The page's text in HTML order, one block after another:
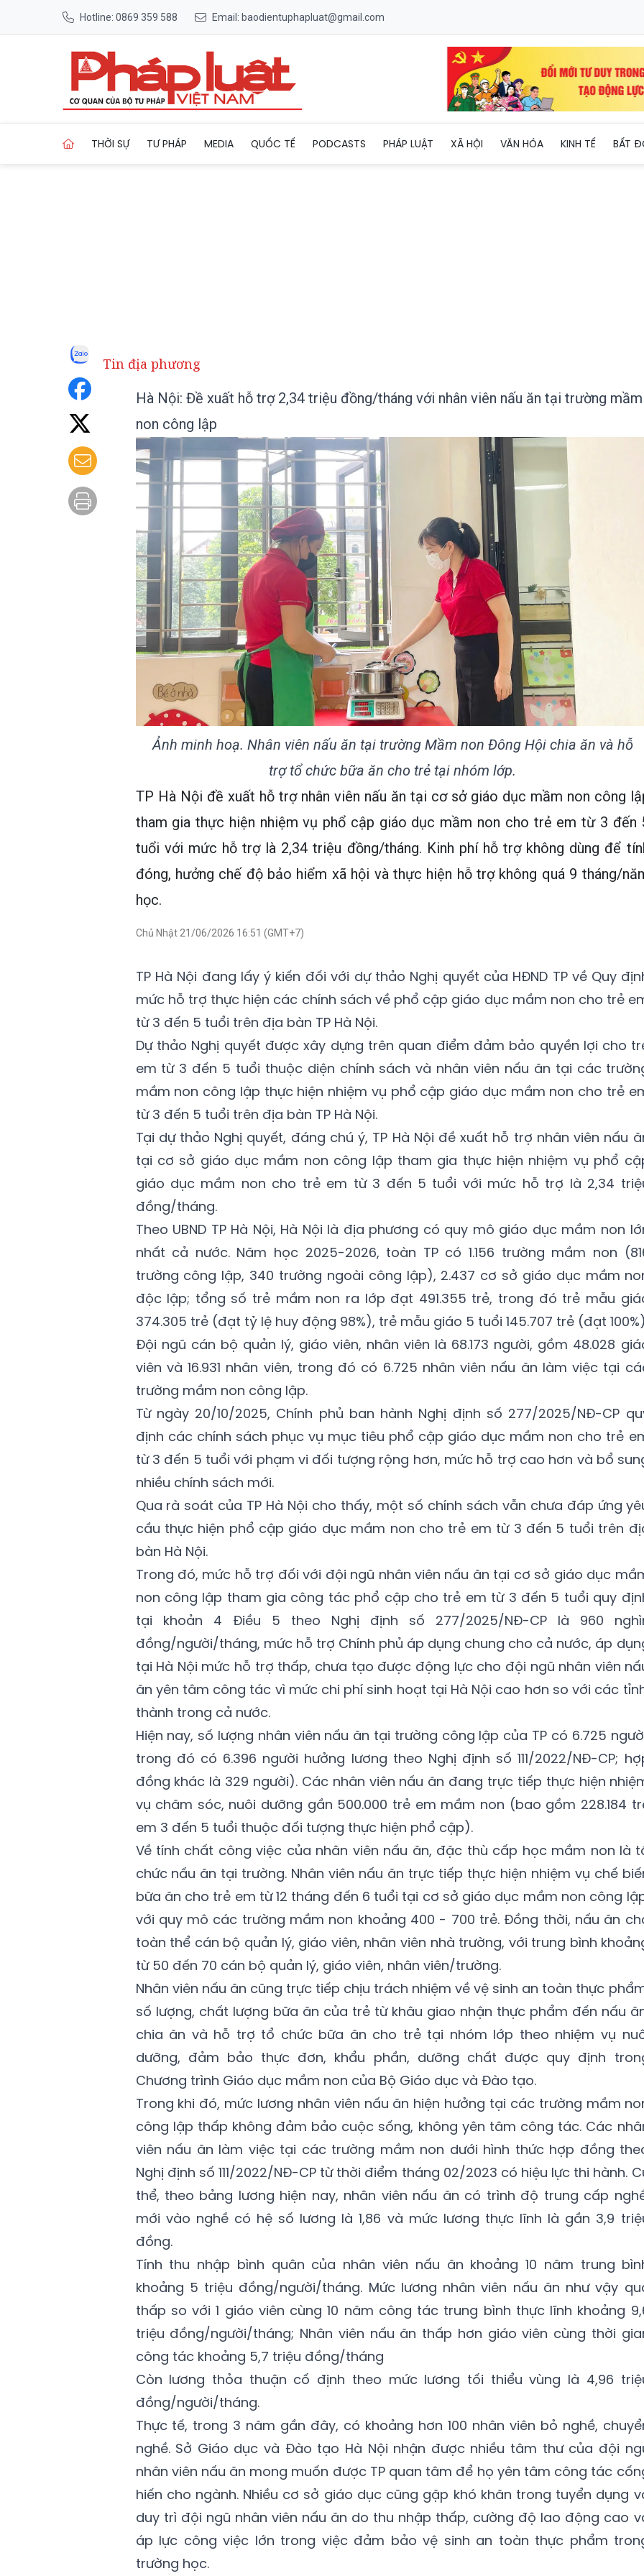
Hotline: 0869 359 588 Email: baodientuphapluat@gmail.com
THỜI SỰ TƯ PHÁP MEDIA QUỐC TẾ PODCASTS PHÁP LUẬT XÃ HỘI VĂN HÓA KINH TẾ BẤT
Tin địa phương
Hà Nội: Đề xuất hỗ trợ 2,34 triệu đồng/tháng với nhân viên nấu ăn tại trường mầm
non công lập
Ảnh minh hoạ. Nhân viên nấu ăn tại trường Mầm non Đông Hội chia ăn và hỗ
trợ tổ chức bữa ăn cho trẻ tại nhóm lớp.
TP Hà Nội đề xuất hỗ trợ nhân viên nấu ăn tại cơ sở giáo dục mầm non công
tham gia thực hiện nhiệm vụ phổ cập giáo dục mầm non cho trẻ em từ 3 đến
tuổi với mức hỗ trợ là 2,34 triệu đồng/tháng. Kinh phí hỗ trợ không dùng để
đóng, hưởng chế độ bảo hiểm xã hội và thực hiện hỗ trợ không quá 9 tháng/
học.
Chủ Nhật 21/06/2026 16:51 (GMT+7)
TP Hà Nội đang lấy ý kiến đối với dự thảo Nghị quyết của HĐND TP về Quy
mức hỗ trợ thực hiện các chính sách về phổ cập giáo dục mầm non cho trẻ
từ 3 đến 5 tuổi trên địa bàn TP Hà Nội.
Dự thảo Nghị quyết được xây dựng trên quan điểm đảm bảo quyền lợi cho
em từ 3 đến 5 tuổi thuộc diện chính sách và nhân viên nấu ăn tại các
mầm non công lập thực hiện nhiệm vụ phổ cập giáo dục mầm non cho trẻ
từ 3 đến 5 tuổi trên địa bàn TP Hà Nội.
Tại dự thảo Nghị quyết, đáng chú ý, TP Hà Nội đề xuất hỗ trợ nhân viên nấu
tại cơ sở giáo dục mầm non công lập tham gia thực hiện nhiệm vụ phổ
giáo dục mầm non cho trẻ em từ 3 đến 5 tuổi với mức hỗ trợ là 2,34
đồng/tháng.
Theo UBND TP Hà Nội, Hà Nội là địa phương có quy mô giáo dục mầm non
nhất cả nước. Năm học 2025-2026, toàn TP có 1.156 trường mầm non
trường công lập, 340 trường ngoài công lập), 2.437 cơ sở giáo dục mầm
độc lập; tổng số trẻ mầm non ra lớp đạt 491.355 trẻ, trong đó trẻ mẫu
374.305 trẻ (đạt tỷ lệ huy động 98%), trẻ mẫu giáo 5 tuổi 145.707 trẻ (đạt
Đội ngũ cán bộ quản lý, giáo viên, nhân viên là 68.173 người, gồm 48.028
viên và 16.931 nhân viên, trong đó có 6.725 nhân viên nấu ăn làm việc tại
trường mầm non công lập.
Từ ngày 20/10/2025, Chính phủ ban hành Nghị định số 277/2025/NĐ-CP
định các chính sách phục vụ mục tiêu phổ cập giáo dục mầm non cho trẻ
từ 3 đến 5 tuổi với phạm vi đối tượng rộng hơn, mức hỗ trợ cao hơn và bổ
nhiều chính sách mới.
Qua rà soát của TP Hà Nội cho thấy, một số chính sách vẫn chưa đáp ứng
cầu thực hiện phổ cập giáo dục mầm non cho trẻ em từ 3 đến 5 tuổi trên
bàn Hà Nội.
Trong đó, mức hỗ trợ đối với đội ngũ nhân viên nấu ăn tại cơ sở giáo dục
non công lập tham gia công tác phổ cập cho trẻ em từ 3 đến 5 tuổi quy
tại khoản 4 Điều 5 theo Nghị định số 277/2025/NĐ-CP là 960
đồng/người/tháng, mức hỗ trợ Chính phủ áp dụng chung cho cả nước, áp
tại Hà Nội mức hỗ trợ thấp, chưa tạo được động lực cho đội ngũ nhân viên
ăn yên tâm công tác vì mức chi phí sinh hoạt tại Hà Nội cao hơn so với các
thành trong cả nước.
Hiện nay, số lượng nhân viên nấu ăn tại trường công lập của TP có 6.725
trong đó có 6.396 người hưởng lương theo Nghị định số 111/2022/NĐ-CP;
đồng khác là 329 người). Các nhân viên nấu ăn đang trực tiếp thực hiện
vụ chăm sóc, nuôi dưỡng gần 500.000 trẻ em mầm non (bao gồm 228.184
em 3 đến 5 tuổi thuộc đối tượng thực hiện phổ cập).
Về tính chất công việc của nhân viên nấu ăn, đặc thù cấp học mầm non là
chức nấu ăn tại trường. Nhân viên nấu ăn trực tiếp thực hiện nhiệm vụ chế
bữa ăn cho trẻ em từ 12 tháng đến 6 tuổi tại cơ sở giáo dục mầm non công
với quy mô các trường mầm non khoảng 400 - 700 trẻ. Đồng thời, nấu ăn
toàn thể cán bộ quản lý, giáo viên, nhân viên nhà trường, với trung bình
từ 50 đến 70 cán bộ quản lý, giáo viên, nhân viên/trường.
Nhân viên nấu ăn cũng trực tiếp chịu trách nhiệm về vệ sinh an toàn thực
số lượng, chất lượng bữa ăn của trẻ từ khâu giao nhận thực phẩm đến nấu
chia ăn và hỗ trợ tổ chức bữa ăn cho trẻ tại nhóm lớp theo nhiệm vụ
dưỡng, đảm bảo thực đơn, khẩu phần, dưỡng chất được quy định
Chương trình Giáo dục mầm non của Bộ Giáo dục và Đào tạo.
Trong khi đó, mức lương nhân viên nấu ăn hiện hưởng tại các trường mầm
công lập thấp không đảm bảo cuộc sống, không yên tâm công tác. Các
viên nấu ăn làm việc tại các trường mầm non dưới hình thức hợp đồng
Nghị định số 111/2022/NĐ-CP từ thời điểm tháng 02/2023 có hiệu lực thi hành.
thể, theo bảng lương hiện nay, nhân viên nấu ăn có trình độ trung cấp
mới vào nghề có hệ số lương là 1,86 và mức lương thực lĩnh là gần 3,9
đồng.
Tính thu nhập bình quân của nhân viên nấu ăn khoảng 10 năm trung
khoảng 5 triệu đồng/người/tháng. Mức lương nhân viên nấu ăn như vậy
thấp so với 1 giáo viên cùng 10 năm công tác trung bình thực lĩnh khoảng
triệu đồng/người/tháng; Nhân viên nấu ăn thấp hơn giáo viên cùng thời
công tác khoảng 5,7 triệu đồng/tháng
Còn lương thỏa thuận cố định theo mức lương tối thiểu vùng là 4,96
đồng/người/tháng.
Thực tế, trong 3 năm gần đây, có khoảng hơn 100 nhân viên bỏ nghề,
nghề. Sở Giáo dục và Đào tạo Hà Nội nhận được nhiều tâm thư của đội
nhân viên nấu ăn mong muốn được TP quan tâm để họ yên tâm công tác
hiến cho ngành. Nhiều cơ sở giáo dục cũng gặp khó khăn trong tuyển dụng
duy trì đội ngũ nhân viên nấu ăn do thu nhập thấp, cường độ lao động cao
áp lực công việc lớn trong việc đảm bảo vệ sinh an toàn thực phẩm
trường học.